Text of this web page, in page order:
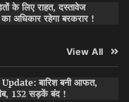
के लिए राहत, दस्तावेज
का अधिकार रहेगा बरकरार !
View All
बारिश बनी आफत,
132 सड़कें बंद !